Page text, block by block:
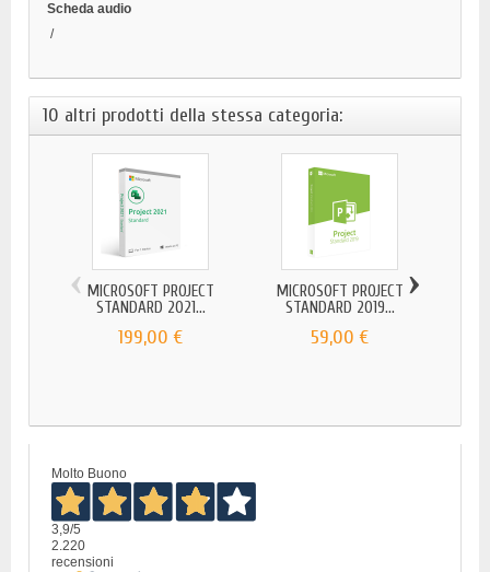
Scheda audio
/
10 altri prodotti della stessa categoria:
MICROSOFT PROJECT
STANDARD 2021...
199,00 €
MICROSOFT PROJECT
STANDARD 2019...
59,00 €
‹ ›
Molto Buono
3,9/5
2.220
recensioni